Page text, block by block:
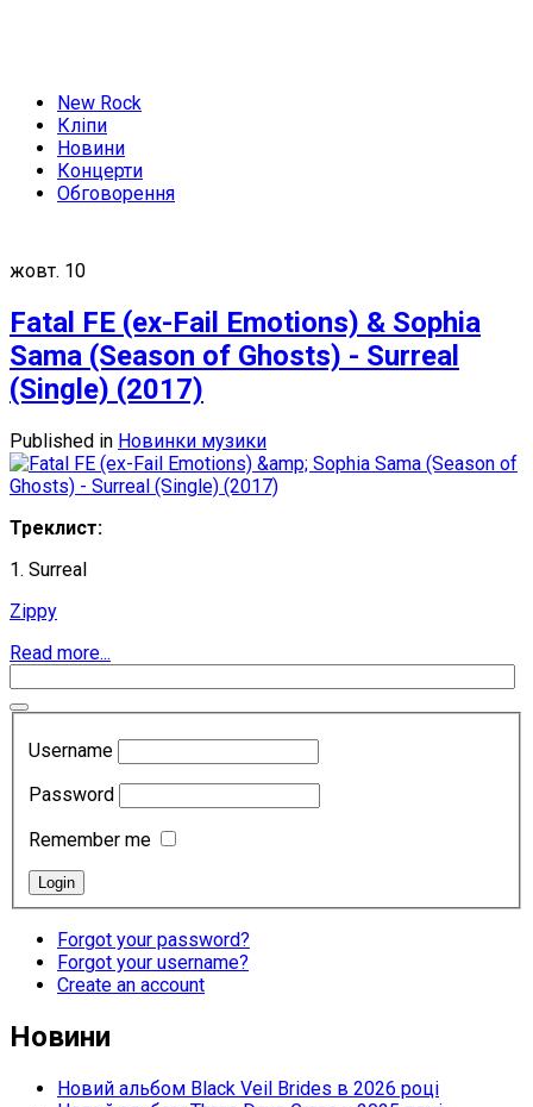
New Rock
Кліпи
Новини
Концерти
Обговорення
жовт. 10
Fatal FE (ex-Fail Emotions) & Sophia
Sama (Season of Ghosts) - Surreal
(Single) (2017)
Published in Новинки музики
Треклист:
1. Surreal
Zippy
Read more...
Username
Password
Remember me
Forgot your password?
Forgot your username?
Create an account
Новини
Новий альбом Black Veil Brides в 2026 році